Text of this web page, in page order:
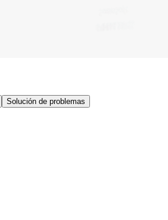
Solución de problemas